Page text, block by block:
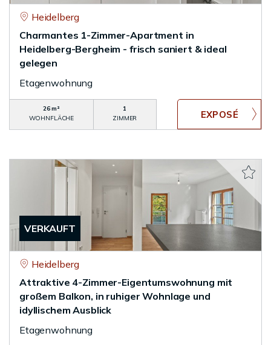
Heidelberg
Charmantes 1-Zimmer-Apartment in
Heidelberg-Bergheim - frisch saniert & ideal
gelegen
Etagenwohnung
26 m²
WOHNFLÄCHE
1
ZIMMER
VERKAUFT
Heidelberg
Attraktive 4-Zimmer-Eigentumswohnung mit
großem Balkon, in ruhiger Wohnlage und
idyllischem Ausblick
Etagenwohnung